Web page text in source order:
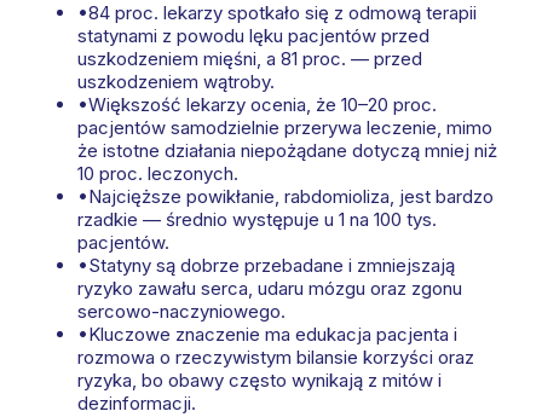
•84 proc. lekarzy spotkało się z odmową terapii
statynami z powodu lęku pacjentów przed
uszkodzeniem mięśni, a 81 proc. — przed
uszkodzeniem wątroby.
•Większość lekarzy ocenia, że 10–20 proc.
pacjentów samodzielnie przerywa leczenie, mimo
że istotne działania niepożądane dotyczą mniej niż
10 proc. leczonych.
•Najcięższe powikłanie, rabdomioliza, jest bardzo
rzadkie — średnio występuje u 1 na 100 tys.
pacjentów.
•Statyny są dobrze przebadane i zmniejszają
ryzyko zawału serca, udaru mózgu oraz zgonu
sercowo-naczyniowego.
•Kluczowe znaczenie ma edukacja pacjenta i
rozmowa o rzeczywistym bilansie korzyści oraz
ryzyka, bo obawy często wynikają z mitów i
dezinformacji.